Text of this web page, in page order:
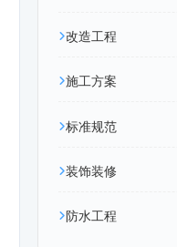
改造工程
施工方案
标准规范
装饰装修
防水工程